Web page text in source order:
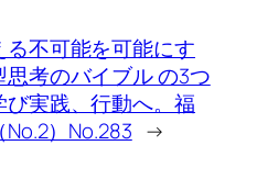
る不可能を可能にす
思考のバイブル の3つ
び実践、行動へ。福
）No.283 →